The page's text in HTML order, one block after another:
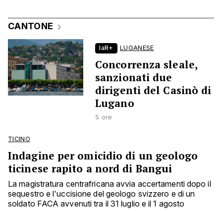
CANTONE
laR+ LUGANESE
Concorrenza sleale,
sanzionati due
dirigenti del Casinò di
Lugano
5 ore
TICINO
Indagine per omicidio di un geologo
ticinese rapito a nord di Bangui
La magistratura centrafricana avvia accertamenti dopo il
sequestro e l'uccisione del geologo svizzero e di un
soldato FACA avvenuti tra il 31 luglio e il 1 agosto